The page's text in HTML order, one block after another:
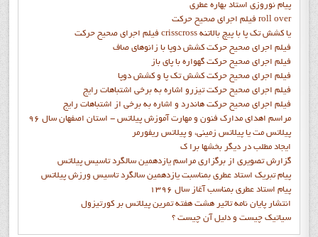
پيام نوروزي استاد بهاره عطري
فيلم اجراي صحيح حرکت roll over
فيلم اجراي صحيح حركت crisscross يا كشش تك پا با پيچ بالاتنه
فيلم اجراي صحيح حرکت كشش دوپا با زانوهاي صاف
فيلم اجراي صحيح حرکت گهواره با پاي باز
فيلم اجراي صحيح حرکت کشش تک پا و کشش دوپا
فيلم اجراي صحيح حرکت تيزرو اشاره به برخي اشتباهات رايج
فيلم اجراي صحيح حرکت هاندرد و اشاره به برخي از اشتباهات رايج
مراسم اهدای مدارک فنون و مهارت آموزش پیلاتس - استان اصفهان سال 96
پیلاتس مت یا پیلاتس زمینی، و پیلاتس ریفورمر
ايجاد مطلب در ديگر بخشها برا ک
گزارش تصويري از برگزاري مراسم يازدهمين سالگرد تاسيس پيلاتس
پيام تبريک استاد عطري بمناسبت يازدهمين سالگرد تاسيس ورزش پيلاتس
پيام استاد عطري بمناسب آغاز سال 1396
انتشار پايان نامه تاثیر هشت هفته تمرین پیلاتس بر کورتیزول
سیاتیک چیست و دلیل آن چیست ؟